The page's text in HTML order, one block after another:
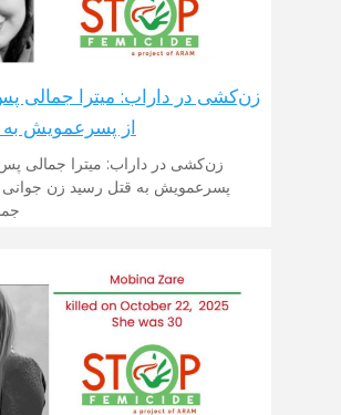
زن‌کشی در داراب: میترا جمالی
از پسرعمویش به
زن‌کشی در داراب: میترا جمالی پس
پسرعمویش به قتل رسید زن جوانی